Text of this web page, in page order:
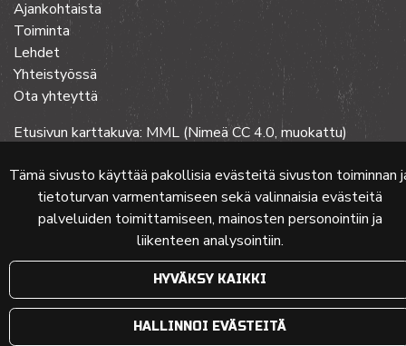
Tämä sivusto käyttää pakollisia evästeitä sivuston toiminnan
tietoturvan varmentamiseen sekä valinnaisia evästeitä
palveluiden toimittamiseen, mainosten personointiin ja
liikenteen analysointiin.
HYVÄKSY KAIKKI
HALLINNOI EVÄSTEITÄ
Ajankohtaista
Toiminta
Lehdet
Yhteistyössä
Ota yhteyttä
Etusivun karttakuva: MML (Nimeä CC 4.0, muokattu)
© 2024 PKMT | VerkkosivuatFlow Oy